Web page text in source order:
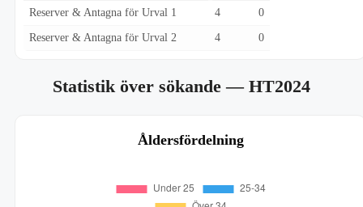
Reserver & Antagna för Urval 1
4 0
Reserver & Antagna för Urval 2 4 0
Statistik över sökande— HT2024
Åldersfördelning